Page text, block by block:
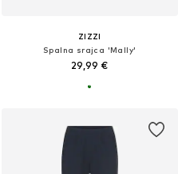
ZIZZI
Spalna srajca 'Mally'
29,99 €